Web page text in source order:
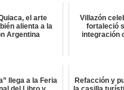
el arte
alienta a la
Argentina
Villazón
fortaleció
integración
llega a la Feria
Refacción y